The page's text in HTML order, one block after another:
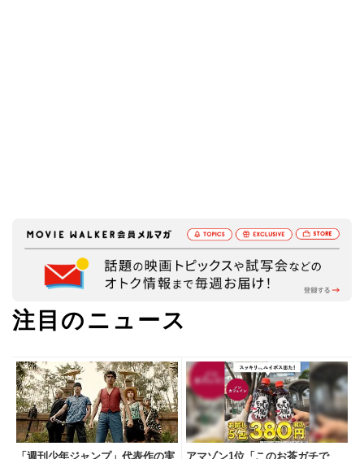
注目のニュース
「週刊少年ジャンプ」代表作の実 アマゾン1位「このお茶ガチで